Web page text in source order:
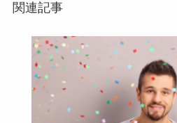
関連記事